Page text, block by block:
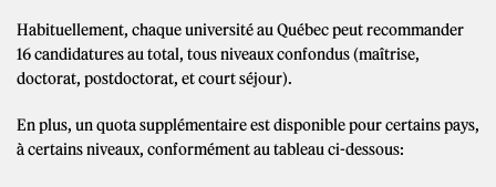
Habituellement, chaque université au Québec peut recommander
16 candidatures au total, tous niveaux confondus (maîtrise,
doctorat, postdoctorat, et court séjour).
En plus, un quota supplémentaire est disponible pour certains pays,
à certains niveaux, conformément au tableau ci-dessous: